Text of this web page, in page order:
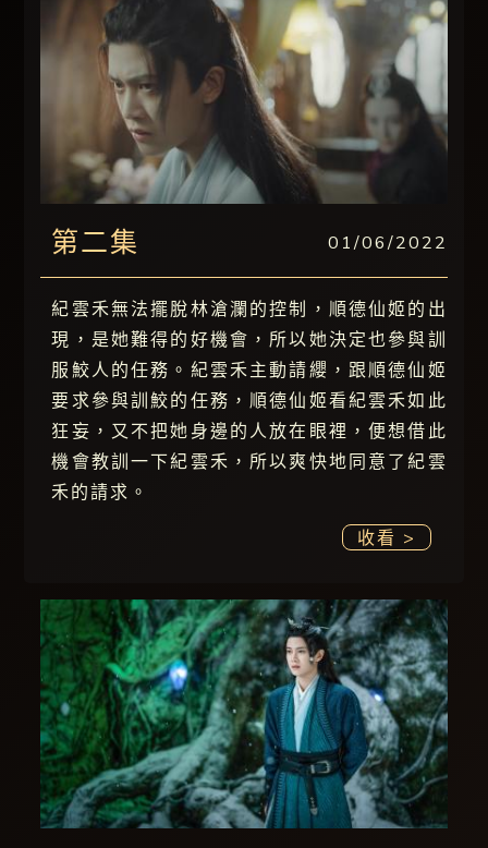
第二集 01/06/2022
紀雲禾無法擺脫林滄瀾的控制，順德仙姬的出
現，是她難得的好機會，所以她決定也參與訓
服鮫人的任務。紀雲禾主動請纓，跟順德仙姬
要求參與訓鮫的任務，順德仙姬看紀雲禾如此
狂妄，又不把她身邊的人放在眼裡，便想借此
機會教訓一下紀雲禾，所以爽快地同意了紀雲
禾的請求。
收看 >